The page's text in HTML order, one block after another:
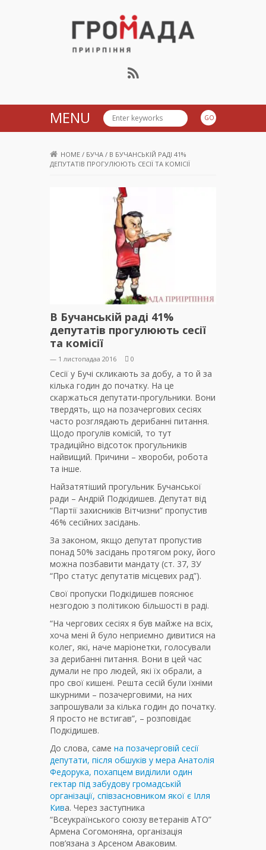
Громада Приірпіння
MENU
HOME / БУЧА / В БУЧАНСЬКІЙ РАДІ 41%
ДЕПУТАТІВ ПРОГУЛЮЮТЬ СЕСІЇ ТА КОМІСІЇ
В Бучанській раді 41%
депутатів прогулюють сесії
та комісії
— 1 листопадаа 2016 0
Сесії у Бучі скликають за добу, а то й за
кілька годин до початку. На це
скаржаться депутати-прогульники. Вони
твердять, що на позачергових сесіях
часто розглядають дерибанні питання.
Щодо прогулів комісій, то тут
традиційно відсоток прогульників
найвищий. Причини – хвороби, робота
та інше.
Найзатятіший прогульник Бучанської
ради – Андрій Подкідишев. Депутат від
“Партії захисників Вітчизни” пропустив
46% сесійних засідань.
За законом, якщо депутат пропустив
понад 50% засідань протягом року, його
можна позбавити мандату (ст. 37, ЗУ
“Про статус депутатів місцевих рад”).
Свої пропуски Подкідишев пояснює
незгодою з політикою більшості в раді.
“На чергових сесіях я був майже на всіх,
хоча мені й було неприємно дивитися на
колег, які, наче маріонетки, голосували
за дерибанні питання. Вони в цей час
думали не про людей, які їх обрали, а
про свої кишені. Решта сесій були їхніми
шкурними – позачерговими, на них
запрошували за кілька годин до початку.
Я просто не встигав”, – розповідає
Подкідишев.
До слова, саме на позачерговій сесії
депутати, після обшуків у мера Анатолія
Федорука, похапцем виділили один
гектар під забудову громадській
організації, співзасновником якої є Ілля
Кива. Через заступника
“Всеукраїнського союзу ветеранів АТО”
Армена Согомоняна, організація
пов’язана з Арсеном Аваковим.